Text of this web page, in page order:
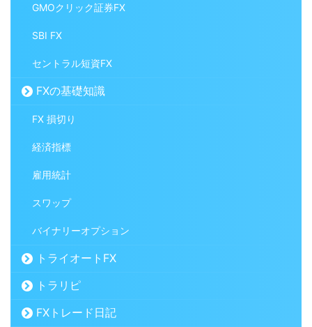
GMOクリック証券FX
SBI FX
セントラル短資FX
FXの基礎知識
FX 損切り
経済指標
雇用統計
スワップ
バイナリーオプション
トライオートFX
トラリピ
FXトレード日記